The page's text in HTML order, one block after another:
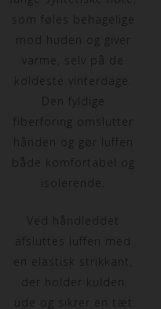
som føles behagelige
mod huden og giver
varme, selv på de
koldeste vinterdage.
Den fyldige
fiberforing omslutter
hånden og gør luffen
både komfortabel og
isolerende.
Ved håndleddet
afsluttes luffen med
en elastisk strikkant,
der holder kulden
ude og sikrer en tæt